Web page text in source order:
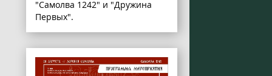
"Самолва 1242" и "Дружина
Первых".